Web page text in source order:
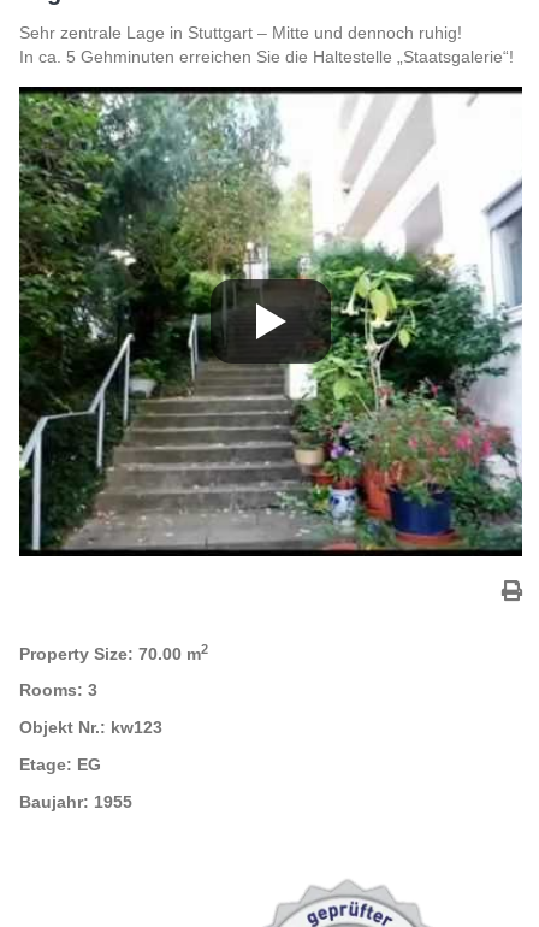
Sehr zentrale Lage in Stuttgart – Mitte und dennoch ruhig!
In ca. 5 Gehminuten erreichen Sie die Haltestelle „Staatsgalerie“!
Property Size: 70.00 m2
Rooms: 3
Objekt Nr.: kw123
Etage: EG
Baujahr: 1955